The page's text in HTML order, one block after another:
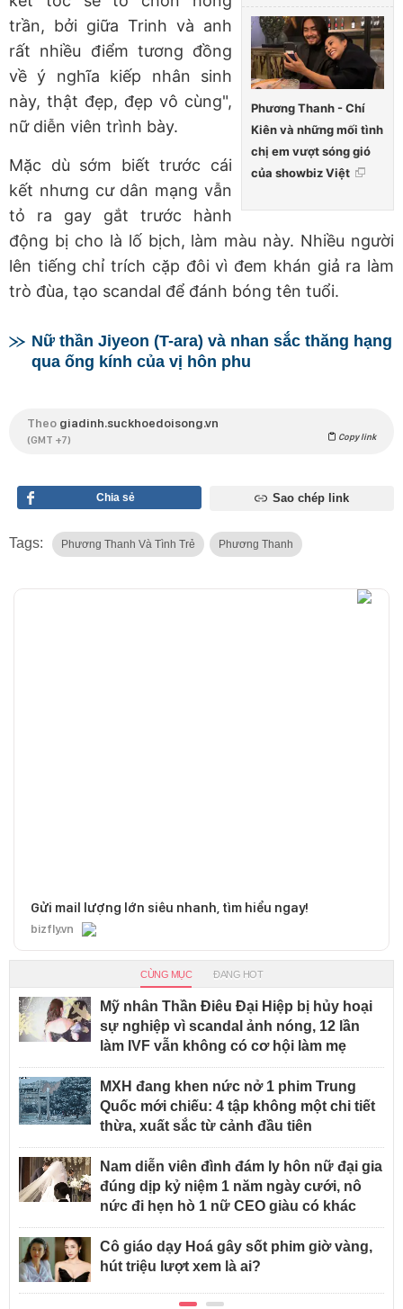
Phương Thanh - Chí
Kiên và những mối tình
chị em vượt sóng gió
của showbiz Việt
trần, bởi giữa Trinh và anh
rất nhiều điểm tương đồng
về ý nghĩa kiếp nhân sinh
này, thật đẹp, đẹp vô cùng",
nữ diễn viên trình bày.
Mặc dù sớm biết trước cái
kết nhưng cư dân mạng vẫn
tỏ ra gay gắt trước hành
động bị cho là lố bịch, làm màu này. Nhiều người
lên tiếng chỉ trích cặp đôi vì đem khán giả ra làm
trò đùa, tạo scandal để đánh bóng tên tuổi.
Nữ thần Jiyeon (T-ara) và nhan sắc thăng hạng
qua ống kính của vị hôn phu
Theo giadinh.suckhoedoisong.vn
(GMT +7) Copy link
Chia sẻ Sao chép link
Tags: Phương Thanh Và Tình Trẻ Phương Thanh
Gửi mail lượng lớn siêu nhanh, tìm hiểu ngay!
bizfly.vn
CÙNG MỤC ĐANG HOT
Mỹ nhân Thần Điêu Đại Hiệp bị hủy hoại
sự nghiệp vì scandal ảnh nóng, 12 lần
làm IVF vẫn không có cơ hội làm mẹ
MXH đang khen nức nở 1 phim Trung
Quốc mới chiếu: 4 tập không một chi tiết
thừa, xuất sắc từ cảnh đầu tiên
Nam diễn viên đình đám ly hôn nữ đại gia
đúng dịp kỷ niệm 1 năm ngày cưới, nô
nức đi hẹn hò 1 nữ CEO giàu có khác
Cô giáo dạy Hoá gây sốt phim giờ vàng,
hút triệu lượt xem là ai?